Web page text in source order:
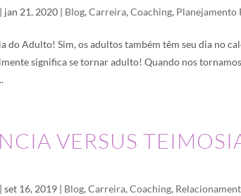
| jan 21, 2020 | Blog,Carreira,Coaching, Planejamento
do Adulto! Sim, os adultos também têm seu dia no
significa se tornar adulto! Quando nos
VERSUS
|set 16, 2019 | Blog,Carreira,Coaching,